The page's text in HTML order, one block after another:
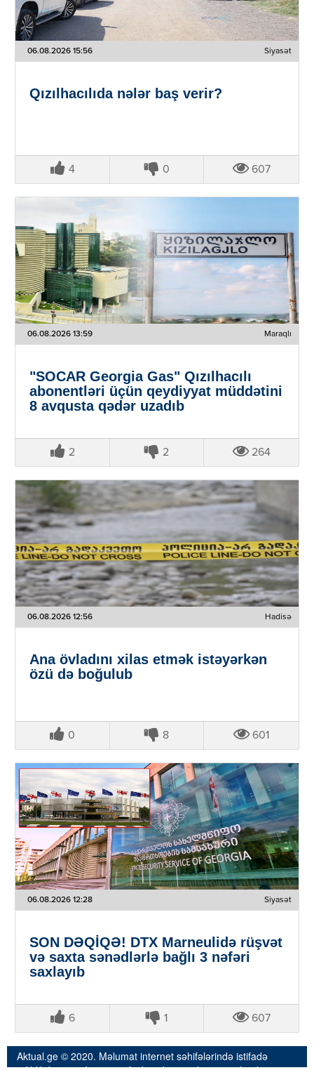
06.08.2026 15:56 Siyasət
Qızılhacılıda nələr baş verir?
4 0 607
06.08.2026 13:59 Maraqlı
"SOCAR Georgia Gas" Qızılhacılı
abonentləri üçün qeydiyyat müddətini
8 avqusta qədər uzadıb
2 2 264
06.08.2026 12:56 Hadisə
Ana övladını xilas etmək istəyərkən
özü də boğulub
0 8 601
06.08.2026 12:28 Siyasət
SON DƏQİQƏ! DTX Marneulidə rüşvət
və saxta sənədlərlə bağlı 3 nəfəri
saxlayıb
6 1 607
Aktual.ge © 2020. Məlumat internet səhifələrində istifadə